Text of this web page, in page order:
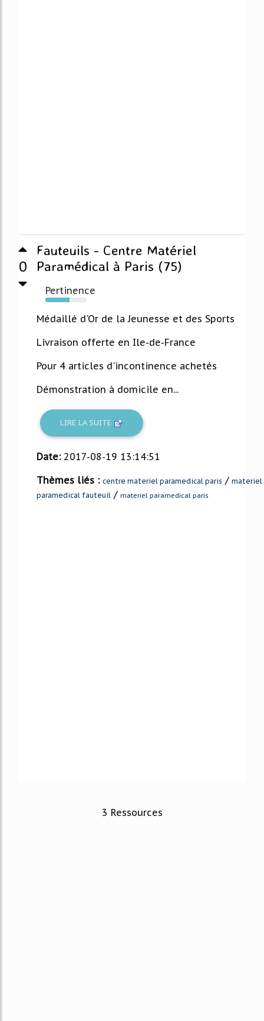
0
Fauteuils - Centre Matériel
Paramédical à Paris (75)
Pertinence
58%
Médaillé d'Or de la Jeunesse et des Sports
Livraison offerte en Ile-de-France
Pour 4 articles d'incontinence achetés
Démonstration à domicile en...
LIRE LA SUITE
Date: 2017-08-19 13:14:51
Thèmes liés : centre materiel paramedical paris / materiel
paramedical fauteuil / materiel paramedical paris
3 Ressources